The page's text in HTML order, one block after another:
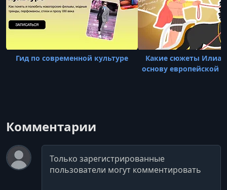
Гид по современной культуре
Какие сюжеты
основу европейской
Комментарии
Комментарий